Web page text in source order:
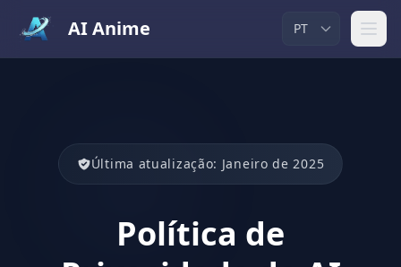
AI Anime
Última atualização: Janeiro de 2025
Política de